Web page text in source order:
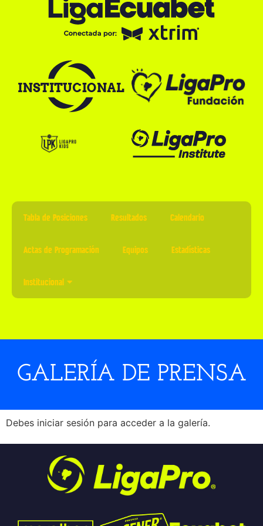
Tabla de Posiciones Resultados Calendario
Actas de Programación Equipos Estadísticas
Institucional
GALERÍA DE PRENSA
Debes iniciar sesión para acceder a la galería.